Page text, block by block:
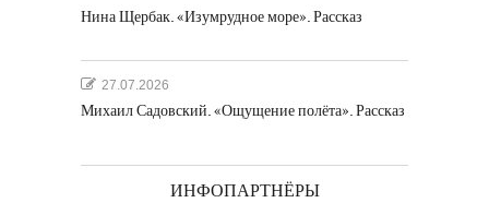
Нина Щербак. «Изумрудное море». Рассказ
27.07.2026
Михаил Садовский. «Ощущение полёта». Рассказ
ИНФОПАРТНЁРЫ